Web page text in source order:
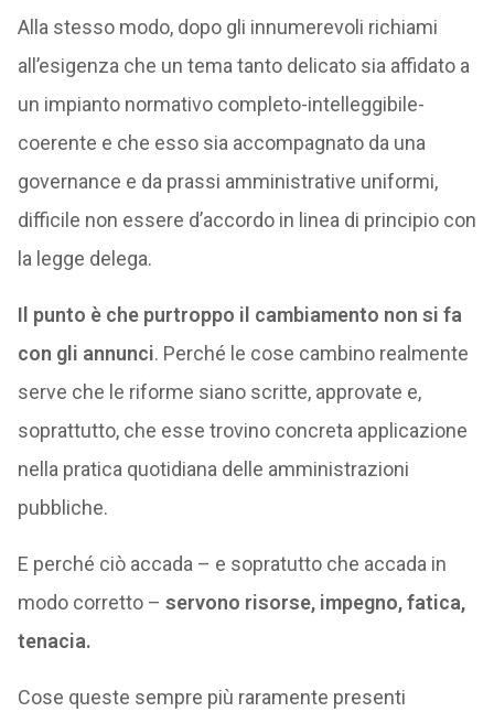
Alla stesso modo, dopo gli innumerevoli richiami
all’esigenza che un tema tanto delicato sia affidato a
un impianto normativo completo-intelleggibile-
coerente e che esso sia accompagnato da una
governance e da prassi amministrative uniformi,
difficile non essere d’accordo in linea di principio con
la legge delega.
Il punto è che purtroppo il cambiamento non si fa
con gli annunci. Perché le cose cambino realmente
serve che le riforme siano scritte, approvate e,
soprattutto, che esse trovino concreta applicazione
nella pratica quotidiana delle amministrazioni
pubbliche.
E perché ciò accada – e sopratutto che accada in
modo corretto – servono risorse, impegno, fatica,
tenacia.
Cose queste sempre più raramente presenti